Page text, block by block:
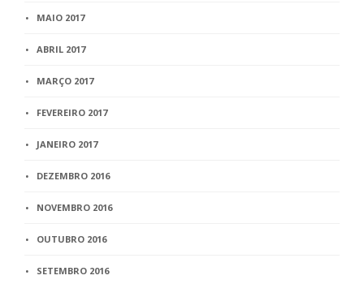
MAIO 2017
ABRIL 2017
MARÇO 2017
FEVEREIRO 2017
JANEIRO 2017
DEZEMBRO 2016
NOVEMBRO 2016
OUTUBRO 2016
SETEMBRO 2016